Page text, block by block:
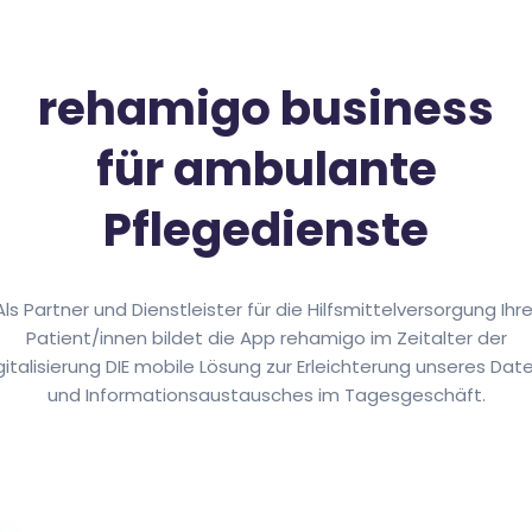
rehamigo ­business
‍für‍ ambulante
Pflegedienste​
Partner und Dienstleister für die Hilfsmittelversorgung
Patient/innen bildet die App rehamigo im Zeitalter der
DIE mobile Lösung zur Erleichterung unseres
und Informationsaustausches im Tagesgeschäft.